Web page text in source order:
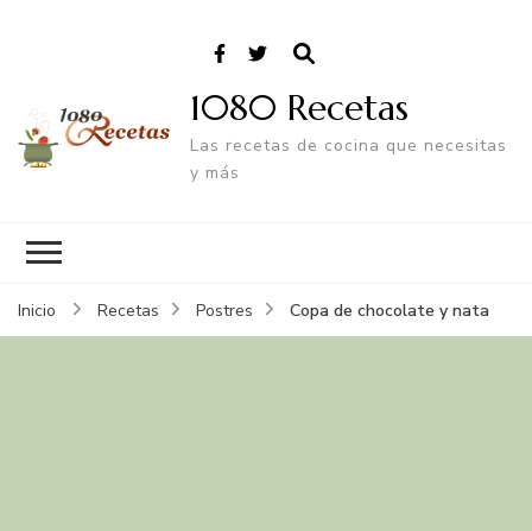
1080 Recetas
Las recetas de cocina que necesitas
y más
Inicio Recetas Postres Copa de chocolate y nata